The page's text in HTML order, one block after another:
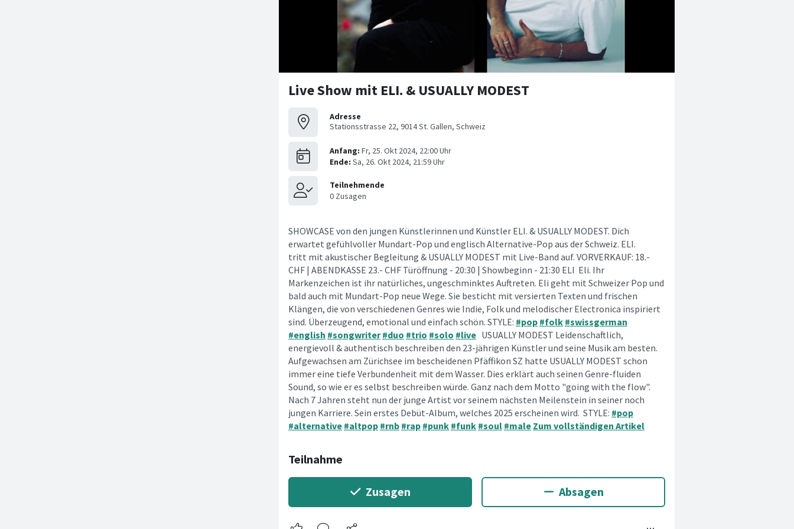
Live Show mit ELI. & USUALLY MODEST
Adresse
Stationsstrasse 22, 9014 St. Gallen, Schweiz
SHOWCASE von den jungen Künstlerinnen und Künstler ELI. & USUALLY MODEST. Dich
erwartet gefühlvoller Mundart-Pop und englisch Alternative-Pop aus der Schweiz. ELI.
tritt mit akustischer Begleitung & USUALLY MODEST mit Live-Band auf. VORVERKAUF: 18.-
CHF | ABENDKASSE 23.- CHF Türöffnung - 20:30 | Showbeginn - 21:30 ELI Eli. Ihr
Markenzeichen ist ihr natürliches, ungeschminktes Auftreten. Eli geht mit Schweizer Pop und
bald auch mit Mundart-Pop neue Wege. Sie besticht mit versierten Texten und frischen
Klängen, die von verschiedenen Genres wie Indie, Folk und melodischer Electronica inspiriert
sind. Überzeugend, emotional und einfach schön. STYLE: #pop #folk #swissgerman
#english #songwriter #duo #trio #solo #live USUALLY MODEST Leidenschaftlich,
energievoll & authentisch beschreiben den 23-jährigen Künstler und seine Musik am besten.
Aufgewachsen am Zürichsee im bescheidenen Pfäffikon SZ hatte USUALLY MODEST schon
immer eine tiefe Verbundenheit mit dem Wasser. Dies erklärt auch seinen Genre-fluiden
Sound, so wie er es selbst beschreiben würde. Ganz nach dem Motto "going with the flow".
Nach 7 Jahren steht nun der junge Artist vor seinem nächsten Meilenstein in seiner noch
jungen Karriere. Sein erstes Debüt-Album, welches 2025 erscheinen wird. STYLE: #pop
#alternative #altpop #rnb #rap #punk #funk #soul #male Zum vollständigen Artikel